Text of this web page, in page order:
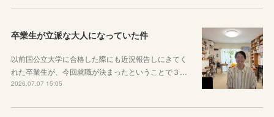
卒業生が立派な大人になっていた件
以前国公立大学に合格した際にも近況報告しにきてく
れた卒業生が、今回就職が決まったということで３…
2026.07.07 15:05